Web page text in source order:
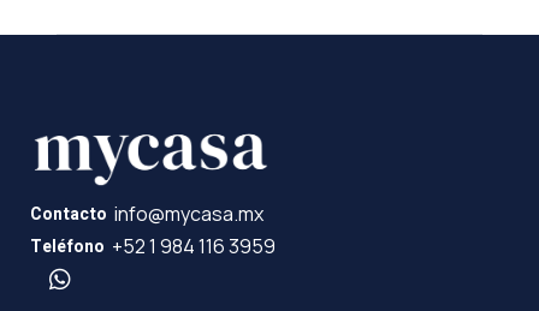
Contacto info@mycasa.mx
Teléfono +52 1 984 116 3959